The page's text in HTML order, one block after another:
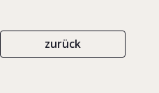
zurück